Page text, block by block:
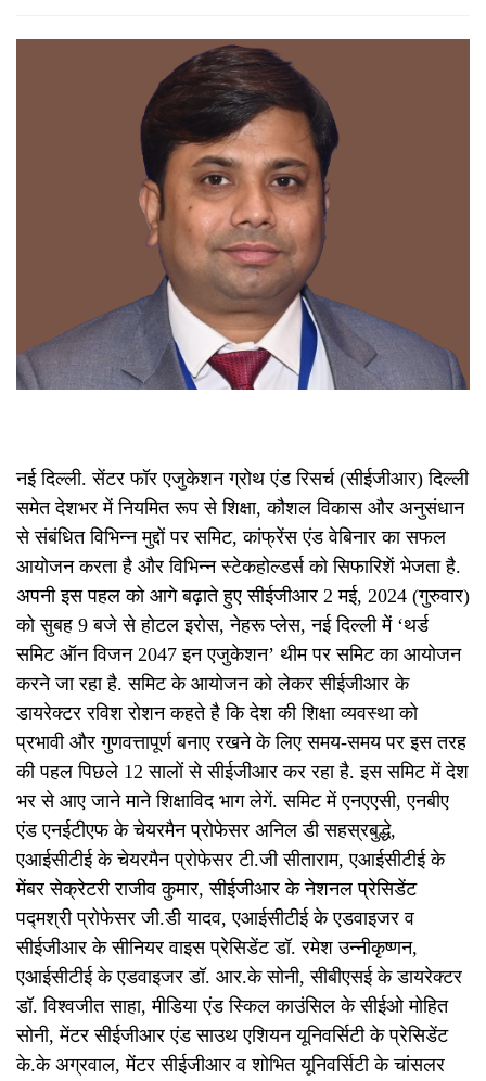
नई दिल्ली. सेंटर फॉर एजुकेशन ग्रोथ एंड रिसर्च (सीईजीआर) दिल्ली
समेत देशभर में नियमित रूप से शिक्षा, कौशल विकास और अनुसंधान
से संबंधित विभिन्न मुद्दों पर समिट, कांफ्रेंस एंड वेबिनार का सफल
आयोजन करता है और विभिन्न स्टेकहोल्डर्स को सिफारिशें भेजता है.
अपनी इस पहल को आगे बढ़ाते हुए सीईजीआर 2 मई, 2024 (गुरुवार)
को सुबह 9 बजे से होटल इरोस, नेहरू प्लेस, नई दिल्ली में ‘थर्ड
समिट ऑन विजन 2047 इन एजुकेशन’ थीम पर समिट का आयोजन
करने जा रहा है. समिट के आयोजन को लेकर सीईजीआर के
डायरेक्टर रविश रोशन कहते है कि देश की शिक्षा व्यवस्था को
प्रभावी और गुणवत्तापूर्ण बनाए रखने के लिए समय-समय पर इस तरह
की पहल पिछले 12 सालों से सीईजीआर कर रहा है. इस समिट में देश
भर से आए जाने माने शिक्षाविद भाग लेगें. समिट में एनएएसी, एनबीए
एंड एनईटीएफ के चेयरमैन प्रोफेसर अनिल डी सहस्रबुद्धे,
एआईसीटीई के चेयरमैन प्रोफेसर टी.जी सीताराम, एआईसीटीई के
मेंबर सेक्रेटरी राजीव कुमार, सीईजीआर के नेशनल प्रेसिडेंट
पद्मश्री प्रोफेसर जी.डी यादव, एआईसीटीई के एडवाइजर व
सीईजीआर के सीनियर वाइस प्रेसिडेंट डॉ. रमेश उन्नीकृष्णन,
एआईसीटीई के एडवाइजर डॉ. आर.के सोनी, सीबीएसई के डायरेक्टर
डॉ. विश्वजीत साहा, मीडिया एंड स्किल काउंसिल के सीईओ मोहित
सोनी, मेंटर सीईजीआर एंड साउथ एशियन यूनिवर्सिटी के प्रेसिडेंट
के.के अग्रवाल, मेंटर सीईजीआर व शोभित यूनिवर्सिटी के चांसलर